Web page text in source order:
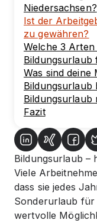
Niedersachsen?
Ist der
zu gewähren?
Welche 3
Bildungsurlaub
Was sind deine
Bildungsurlaub
Fazit
Bildungsurlaub –
Viele
dass sie jedes
Sonderurlaub für
wertvolle